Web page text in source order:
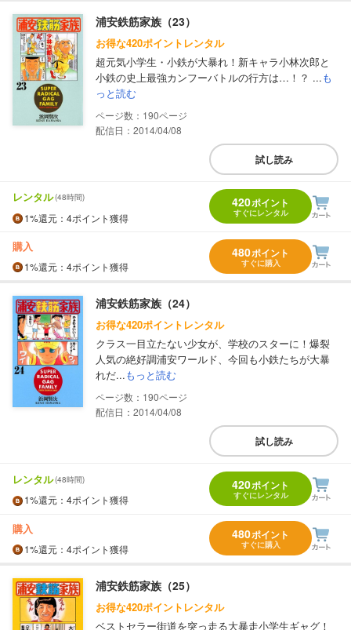
浦安鉄筋家族（23）
お得な420ポイントレンタル
超元気小学生・小鉄が大暴れ！新キャラ小林次郎と
小鉄の史上最強カンフーバトルの行方は…！？ ...も
っと読む
190
配信日：2014/04/08
試し読み
レンタル(48時間)
1%還元 ：4ポイント獲得
420ポイント
すぐにレンタル
購入
1%還元 ：4ポイント獲得
480ポイント
すぐに購入
浦安鉄筋家族（24）
お得な420ポイントレンタル
クラス一目立たない少女が、学校のスターに！爆裂
人気の絶好調浦安ワールド、今回も小鉄たちが大暴
れだ...もっと読む
190
配信日：2014/04/08
試し読み
レンタル(48時間)
1%還元 ：4ポイント獲得
420ポイント
すぐにレンタル
購入
1%還元 ：4ポイント獲得
480ポイント
すぐに購入
浦安鉄筋家族（25）
お得な420ポイントレンタル
ベストセラー街道を突っ走る大暴走小学生ギャグ！